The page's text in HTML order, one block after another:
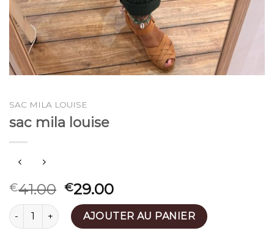
SAC MILA LOUISE
sac mila louise
€41.00 €29.00
quantité de sac mila louiseAJOUTER AU PANIER